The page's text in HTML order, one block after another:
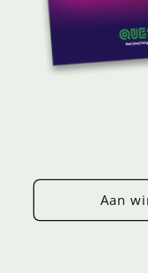
Aan